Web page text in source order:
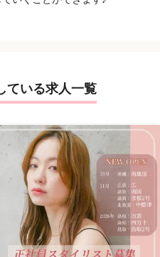
ている求人一覧